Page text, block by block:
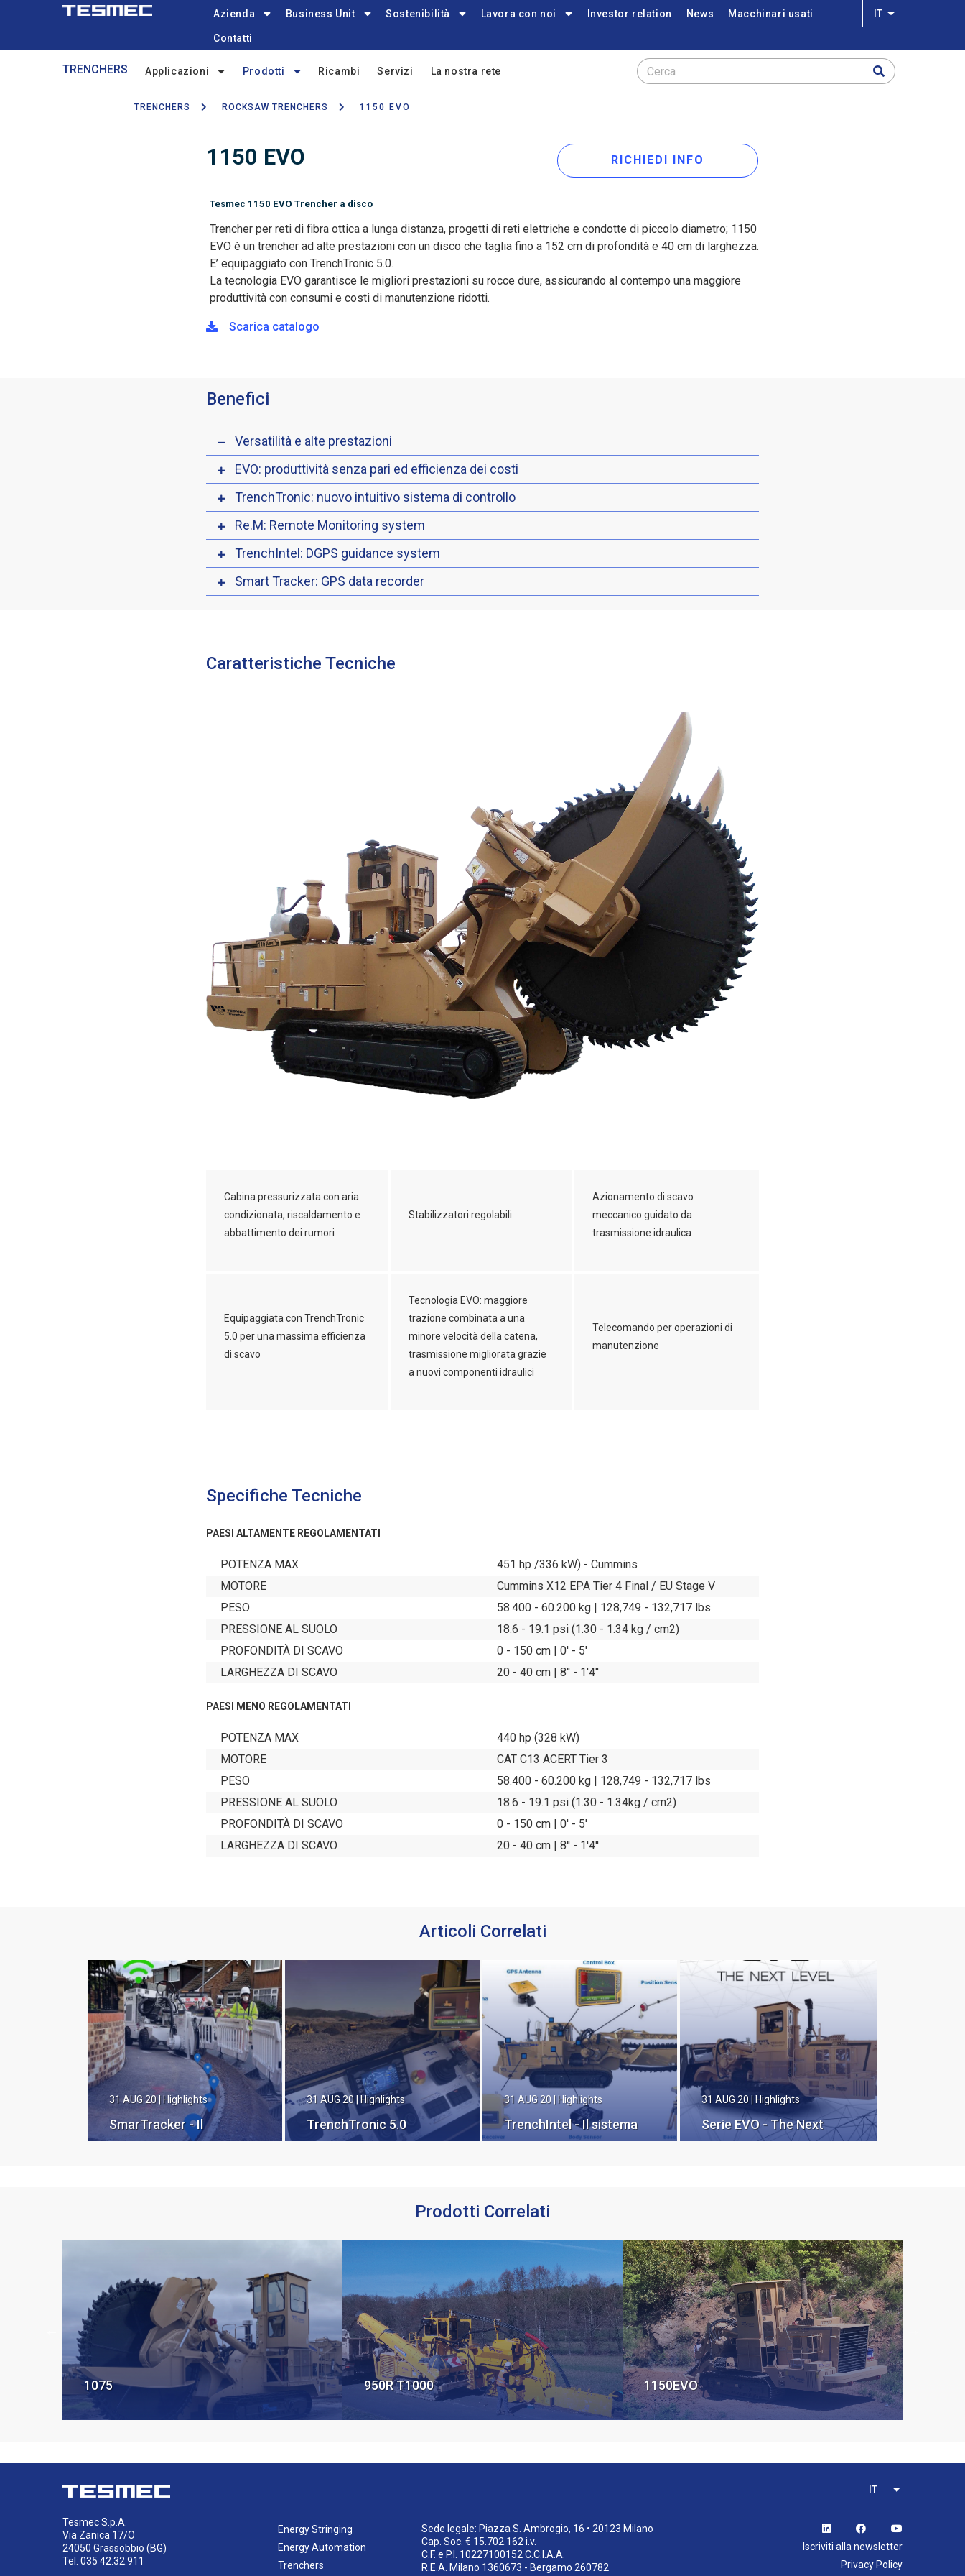
Main
Azienda Business Unit Sostenibilità Lavora con noi Investor relation News Macchinari usati
Contatti
IT List additional
TRENCHERS
menu
Applicazioni Prodotti Ricambi Servizi La nostra rete Cerca
Breadcrumb
TRENCHERS ROCKSAW TRENCHERS 1150 EVO
1150 EVO RICHIEDI INFO
Tesmec 1150 EVO Trencher a disco
Trencher per reti di fibra ottica a lunga distanza, progetti di reti elettriche e condotte di piccolo diametro; 1150
EVO è un trencher ad alte prestazioni con un disco che taglia fino a 152 cm di profondità e 40 cm di larghezza.
E’ equipaggiato con TrenchTronic 5.0.
La tecnologia EVO garantisce le migliori prestazioni su rocce dure, assicurando al contempo una maggiore
produttività con consumi e costi di manutenzione ridotti.
Scarica catalogo
Benefici
Versatilità e alte prestazioni
EVO: produttività senza pari ed efficienza dei costi
TrenchTronic: nuovo intuitivo sistema di controllo
Re.M: Remote Monitoring system
TrenchIntel: DGPS guidance system
Smart Tracker: GPS data recorder
Caratteristiche Tecniche
Cabina pressurizzata con aria
condizionata, riscaldamento e
abbattimento dei rumori
Stabilizzatori regolabili
Azionamento di scavo
meccanico guidato da
trasmissione idraulica
Equipaggiata con TrenchTronic
5.0 per una massima efficienza
di scavo
Tecnologia EVO: maggiore
trazione combinata a una
minore velocità della catena,
trasmissione migliorata grazie
a nuovi componenti idraulici
Telecomando per operazioni di
manutenzione
Specifiche Tecniche
PAESI ALTAMENTE REGOLAMENTATI
POTENZA MAX
451 hp /336 kW) - Cummins
MOTORE
Cummins X12 EPA Tier 4 Final / EU Stage V
PESO
58.400 - 60.200 kg | 128,749 - 132,717 lbs
PRESSIONE AL SUOLO
18.6 - 19.1 psi (1.30 - 1.34 kg / cm2)
PROFONDITÀ DI SCAVO
0 - 150 cm | 0' - 5'
LARGHEZZA DI SCAVO
20 - 40 cm | 8'' - 1'4''
PAESI MENO REGOLAMENTATI
POTENZA MAX
440 hp (328 kW)
MOTORE
CAT C13 ACERT Tier 3
PESO
58.400 - 60.200 kg | 128,749 - 132,717 lbs
PRESSIONE AL SUOLO
18.6 - 19.1 psi (1.30 - 1.34kg / cm2)
PROFONDITÀ DI SCAVO
0 - 150 cm | 0' - 5'
LARGHEZZA DI SCAVO
20 - 40 cm | 8'' - 1'4''
Articoli Correlati
31 AUG 20 | Highlights
SmarTracker - Il
registratore di dati
31 AUG 20 |Highlights
TrenchTronic 5.0
31 AUG 20 | Highlights
TrenchIntel - Il sistema
di guida automatico
31 AUG 20 |Highlights
Serie EVO - The Next
Level
Prodotti Correlati
1075 950R T1000 1150EVO
Tesmec S.p.A.
Via Zanica 17/O
24050 Grassobbio (BG)
Tel. 035 42.32.911
Energy Stringing
Energy Automation
Trenchers
Sede legale: Piazza S. Ambrogio, 16 • 20123 Milano
Cap. Soc. € 15.702.162 i.v.
C.F. e P.I. 10227100152 C.C.I.A.A.
R.E.A. Milano 1360673 - Bergamo 260782
IT List additional
Iscriviti alla newsletter
Privacy Policy